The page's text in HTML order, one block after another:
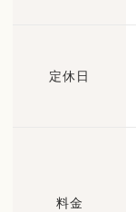
定休日
料金